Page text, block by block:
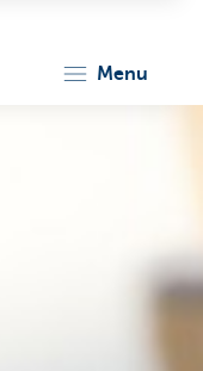
menu